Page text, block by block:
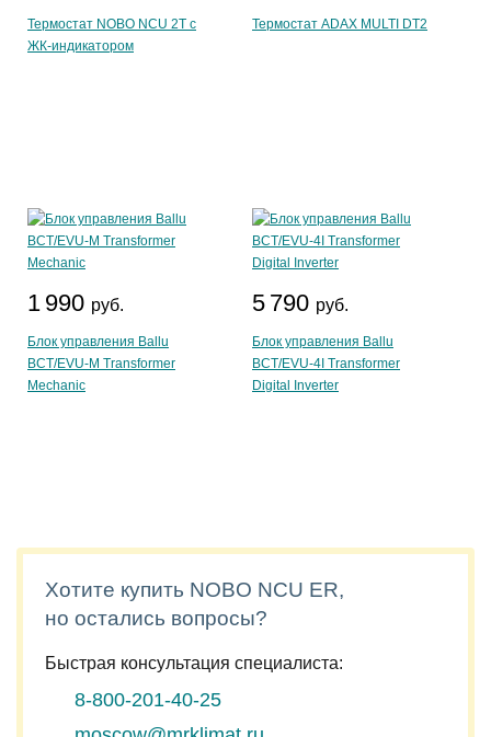
Термостат NOBO NCU 2T с
ЖК-индикатором
Термостат ADAX MULTI DT2
1 990 руб.
Блок управления Ballu
BCT/EVU-M Transformer
Mechanic
5 790 руб.
Блок управления Ballu
BCT/EVU-4I Transformer
Digital Inverter
Хотите купить NOBO NCU ER,
но остались вопросы?
Быстрая консультация специалиста:
8-800-201-40-25